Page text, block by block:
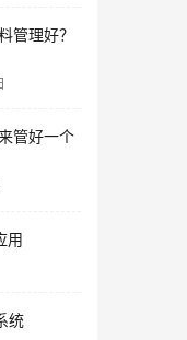
管理好？
管好一个
用
统